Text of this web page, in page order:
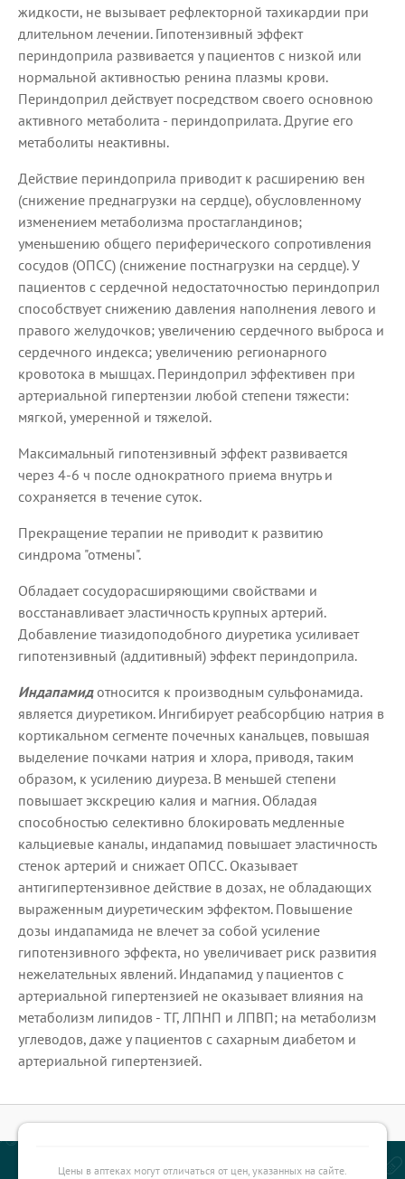
жидкости, не вызывает рефлекторной тахикардии при
длительном лечении. Гипотензивный эффект
периндоприла развивается у пациентов с низкой или
нормальной активностью ренина плазмы крови.
Периндоприл действует посредством своего основною
активного метаболита - периндоприлата. Другие его
метаболиты неактивны.
Действие периндоприла приводит к расширению вен
(снижение преднагрузки на сердце), обусловленному
изменением метаболизма простагландинов;
уменьшению общего периферического сопротивления
сосудов (ОПСС) (снижение постнагрузки на сердце). У
пациентов с сердечной недостаточностью периндоприл
способствует снижению давления наполнения левого и
правого желудочков; увеличению сердечного выброса и
сердечного индекса; увеличению регионарного
кровотока в мышцах. Периндоприл эффективен при
артериальной гипертензии любой степени тяжести:
мягкой, умеренной и тяжелой.
Максимальный гипотензивный эффект развивается
через 4-6 ч после однократного приема внутрь и
сохраняется в течение суток.
Прекращение терапии не приводит к развитию
синдрома "отмены".
Обладает сосудорасширяющими свойствами и
восстанавливает эластичность крупных артерий.
Добавление тиазидоподобного диуретика усиливает
гипотензивный (аддитивный) эффект периндоприла.
Индапамидотносится к производным сульфонамида.
является диуретиком. Ингибирует реабсорбцию натрия в
кортикальном сегменте почечных канальцев, повышая
выделение почками натрия и хлора, приводя, таким
образом, к усилению диуреза. В меньшей степени
повышает экскрецию калия и магния. Обладая
способностью селективно блокировать медленные
кальциевые каналы, индапамид повышает эластичность
стенок артерий и снижает ОПСС. Оказывает
антигипертензивное действие в дозах, не обладающих
выраженным диуретическим эффектом. Повышение
дозы индапамида не влечет за собой усиление
гипотензивного эффекта, но увеличивает риск развития
нежелательных явлений. Индапамид у пациентов с
артериальной гипертензией не оказывает влияния на
метаболизм липидов - ТГ, ЛПНП и ЛПВП; на метаболизм
углеводов, даже у пациентов с сахарным диабетом и
артериальной гипертензией.
Цены в аптеках могут отличаться от цен, указанных на сайте.